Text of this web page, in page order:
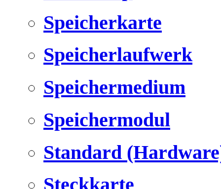
Speicherkarte
Speicherlaufwerk
Speichermedium
Speichermodul
Standard
Steckkarte